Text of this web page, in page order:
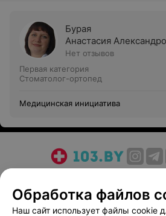
Бурая
Анастасия
Нет отзывов
Первая категория
Стоматолог-ортопед
Медицинская инициатива
Медицинский маркетинг
Пользовательское соглашение
Обработка файлов
Наш сайт использует файлы cookie